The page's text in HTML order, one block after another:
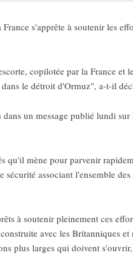
s'apprête à soutenir les
copilotée par la France et
le détroit d'Ormuz", a-t-il
un message publié lundi
qu'il mène pour parvenir
sécurité associant l'ensemble
à soutenir pleinement ces
avec les Britanniques
plus larges qui doivent